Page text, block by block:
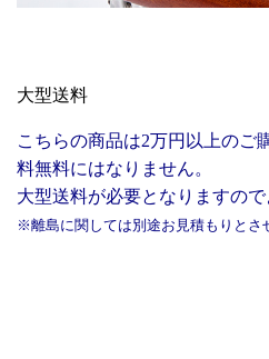
大型送料
こちらの商品は2万円以上のご
料無料にはなりません。
大型送料が必要となりますので
※離島に関しては別途お見積もりとさ